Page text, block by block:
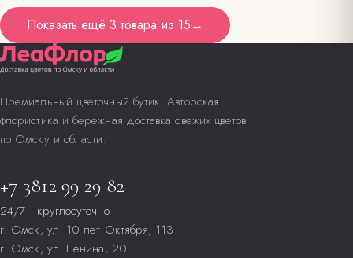
Показать ещё 3 товара из 15→
Премиальный цветочный бутик. Авторская
флористика и бережная доставка свежих цветов
по Омску и области.
+7 3812 99 29 82
24/7 · круглосуточно
г. Омск, ул. 10 лет Октября, 113
г. Омск, ул. Ленина, 20